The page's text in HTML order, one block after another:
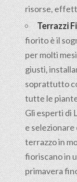
risorse,
Terrazzi
fiorito è il
per molti
giusti,
soprattutto
tutte le
Gli esperti di
e
terrazzo in
fioriscano in
primavera